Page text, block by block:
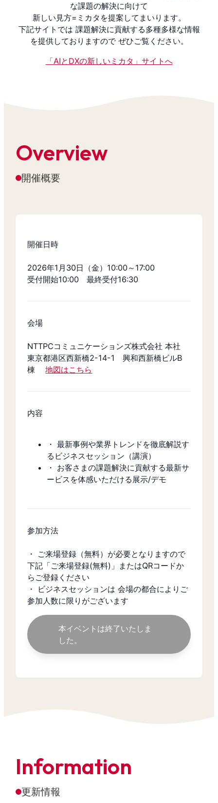
な課題の解決に向けて
新しい見方=ミカタを提案してまいります。
下記サイトでは 課題解決に貢献する多種多様な情報
を提供しておりますので ぜひご覧ください。
「AIとDXの新しいミカタ」サイトへ
Overview
開催概要
開催日時
2026年1月30日（金）10:00～17:00
受付開始10:00 最終受付16:30
会場
NTTPCコミュニケーションズ株式会社 本社
東京都港区西新橋2-14-1 興和西新橋ビルB
棟地図はこちら
内容
・ 最新事例や業界トレンドを徹底解説す
るビジネスセッション（講演）
・ お客さまの課題解決に貢献する最新サ
ービスを体感いただける展示/デモ
参加方法
・ ご来場登録（無料）が必要となりますので
下記「ご来場登録(無料)」またはQRコードか
らご登録ください
・ ビジネスセッションは 会場の都合によりご
参加人数に限りがございます
本イベントは終了いたしま
した。
Information
更新情報